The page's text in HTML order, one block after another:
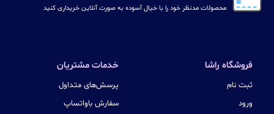
محصولات مدنظر خود را با خیال آسوده به صورت آنلاین خریداری کنید
فروشگاه راشا
ثبت نام
ورود
خدمات مشتریان
پرسش‌های متداول
سفارش باواتساپ